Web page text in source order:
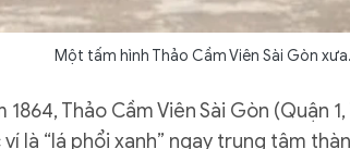
Một tấm hình Thảo Cầm Viên Sài Gòn
Thảo Cầm Viên Sài Gòn (Quận
là “lá phổi xanh” ngay trung tâm